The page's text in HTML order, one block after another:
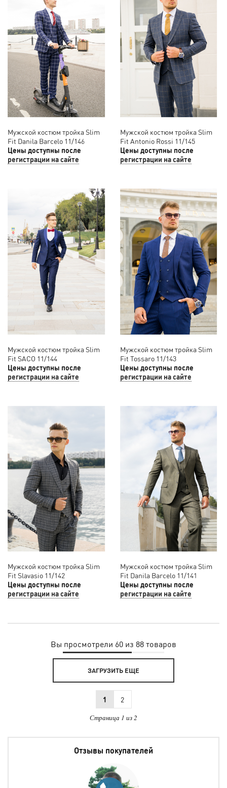
Мужской костюм тройка Slim
Fit Danila Barcelo 11/146
Цены доступны после
регистрации на сайте
Мужской костюм тройка Slim
Fit Antonio Rossi 11/145
Цены доступны после
регистрации на сайте
Мужской костюм тройка Slim
Fit SACO 11/144
Цены доступны после
регистрации на сайте
Мужской костюм тройка Slim
Fit Tossaro 11/143
Цены доступны после
регистрации на сайте
Мужской костюм тройка Slim
Fit Slavasio 11/142
Цены доступны после
регистрации на сайте
Мужской костюм тройка Slim
Fit Danila Barcelo 11/141
Цены доступны после
регистрации на сайте
Вы просмотрели 60 из 88 товаров
ЗАГРУЗИТЬ ЕЩЕ
1
2
Страница 1 из 2
Отзывы покупателей